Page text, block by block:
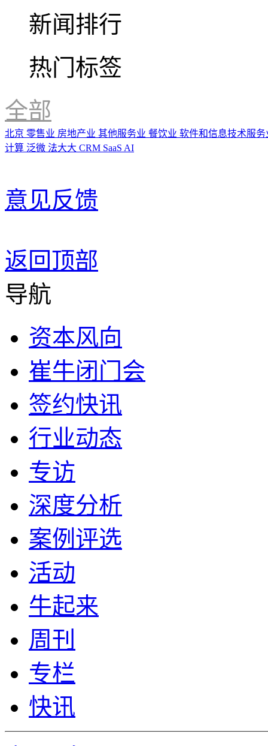
新闻排行
热门标签
全部
北京 零售业 房地产业 其他服务业 餐饮业 软件和信息技术服
计算 泛微 法大大 CRM SaaS AI
意见反馈
返回顶部
导航
资本风向
崔牛闭门会
签约快讯
行业动态
专访
深度分析
案例评选
活动
牛起来
周刊
专栏
快讯